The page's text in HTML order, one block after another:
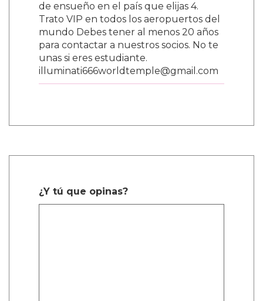
de ensueño en el país que elijas 4.
Trato VIP en todos los aeropuertos del
mundo Debes tener al menos 20 años
para contactar a nuestros socios. No te
unas si eres estudiante.
illuminati666worldtemple@gmail.com
¿Y tú que opinas?